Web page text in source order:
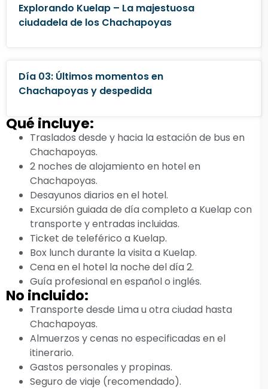
Explorando Kuelap – La majestuosa
ciudadela de los Chachapoyas
Día 03: Últimos momentos en
Chachapoyas y despedida
Qué incluye:
Traslados desde y hacia la estación de bus en
Chachapoyas.
2 noches de alojamiento en hotel en
Chachapoyas.
Desayunos diarios en el hotel.
Excursión guiada de día completo a Kuelap con
transporte y entradas incluidas.
Ticket de teleférico a Kuelap.
Box lunch durante la visita a Kuelap.
Cena en el hotel la noche del día 2.
Guía profesional en español o inglés.
No incluido:
Transporte desde Lima u otra ciudad hasta
Chachapoyas.
Almuerzos y cenas no especificadas en el
itinerario.
Gastos personales y propinas.
Seguro de viaje (recomendado).